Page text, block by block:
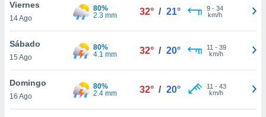
disponible
cookies
aceptar
Viernes
14 Ago
80%
2.3 mm
32° / 21° 9- 34
km/h
Sábado
15 Ago
80%
4.1 mm
32° / 20° 11 - 39
km/h
Domingo
16 Ago
80%
2.4 mm
32° / 20° 11 - 43
km/h